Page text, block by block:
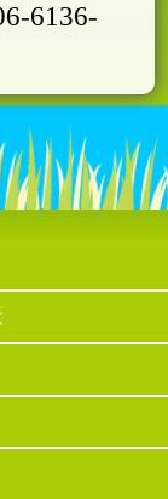
6136-